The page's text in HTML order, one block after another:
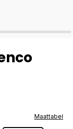
Maattabel